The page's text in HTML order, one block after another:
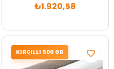
₺1.920,58
KIRÇILLI 500 GR